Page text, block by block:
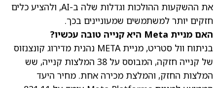
את ההשקעות ההולכות וגדלות שלה ב-AI, ולהציע כלים
חזקים יותר למשתמשים שמעוניינים בכך.
האם מניית Meta היא קנייה טובה עכשיו?
בניתוח וול סטריט, מניית META נהנית מדירוג קונצנזוס
של קנייה חזקה, המבוסס על 38 המלצות קנייה, שש
המלצות החזק, והמלצת מכירה אחת. מחיר היעד